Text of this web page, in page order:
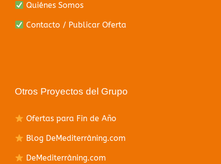
Quiénes Somos
Contacto / Publicar Oferta
Otros Proyectos del Grupo
Ofertas para Fin de Año
Blog DeMediterràning.com
DeMediterràning.com